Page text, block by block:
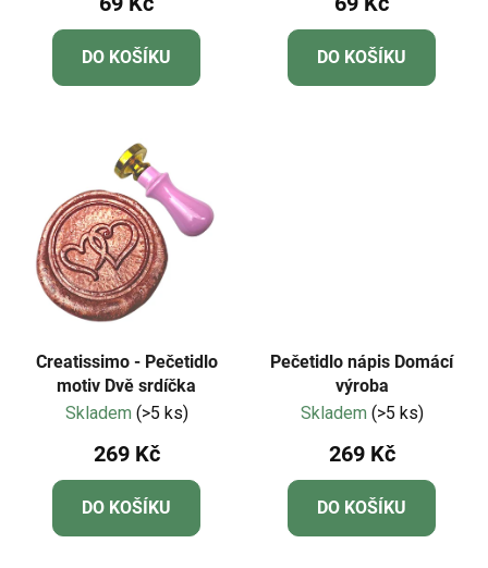
DO KOŠÍKU DO KOŠÍKU
Creatissimo - Pečetidlo
motiv Dvě srdíčka
Skladem (>5 ks)
269 Kč
DO KOŠÍKU
Pečetidlo nápis Domácí
výroba
Skladem (>5 ks)
269 Kč
DO KOŠÍKU